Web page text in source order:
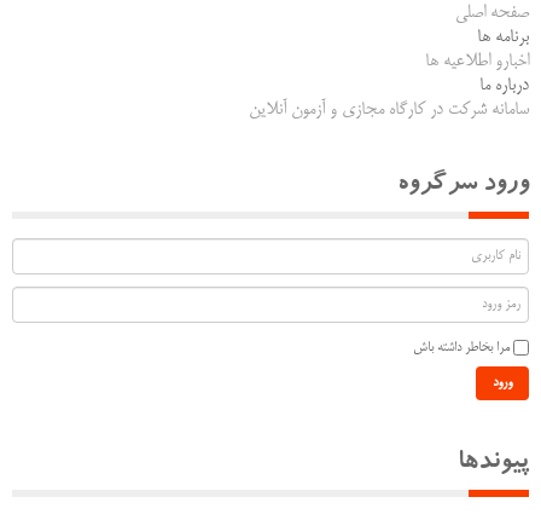
صفحه اصلی
برنامه ها
اخبارو اطلاعیه ها
درباره ما
سامانه شرکت در کارگاه مجازی و آزمون آنلاین
ورود سرگروه
مرا بخاطر داشته باش
ورود
پیوندها